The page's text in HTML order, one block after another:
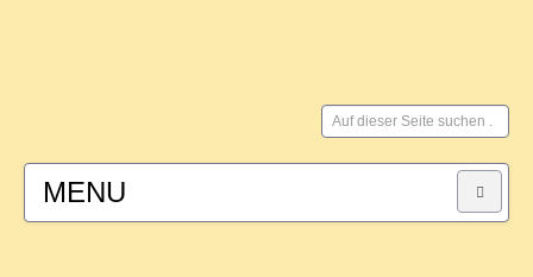
Suchen
...
MENU